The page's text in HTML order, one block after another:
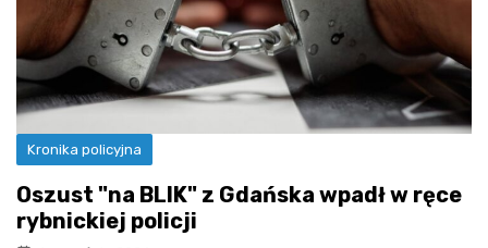
Kronika policyjna
Oszust "na BLIK" z Gdańska wpadł w ręce
rybnickiej policji